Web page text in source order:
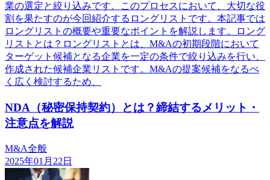
業の選定と絞り込みです。このプロセスにおいて、大切な役
割を果たすのが今回紹介するロングリストです。本記事では
ロングリストの概要や重要なポイントを解説します。ロング
リストとは？ロングリストとは、M&Aの初期段階において
ターゲット候補となる企業を一定の条件で絞り込みを行い、
作成された候補企業リストです。M&Aの提案候補をなるべ
く広く検討するため、
NDA（秘密保持契約）とは？締結するメリット・
注意点を解説
M&A全般
2025年01月22日